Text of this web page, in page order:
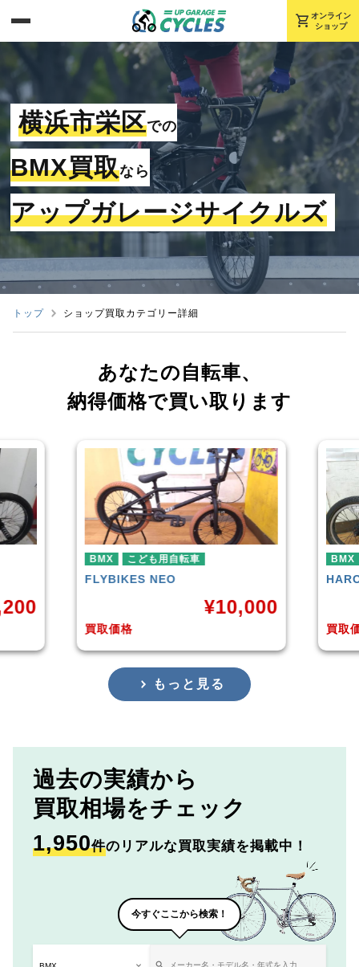
shopping_cart オンライン
ショップ
横浜市栄区での
BMX買取なら
アップガレージサイクルズ
トップ ショップ買取カテゴリー詳細
あなたの自転車、
納得価格で買い取ります
¥10,000
BMX
HARODOWNTOWN
買取価格
¥4,225
もっと見る
過去の実績から
買取相場をチェック
1,950件のリアルな買取実績を掲載中！
今すぐここから検索！